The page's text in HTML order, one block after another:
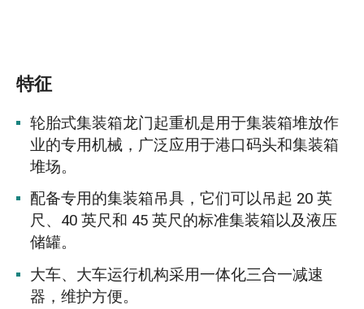
特征
轮胎式集装箱龙门起重机是用于集装箱堆放作
业的专用机械，广泛应用于港口码头和集装箱
堆场。
配备专用的集装箱吊具，它们可以吊起 20 英
尺、40 英尺和 45 英尺的标准集装箱以及液压
储罐。
大车、大车运行机构采用一体化三合一减速
器，维护方便。